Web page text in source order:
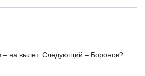
– на вылет. Следующий – Боронов?